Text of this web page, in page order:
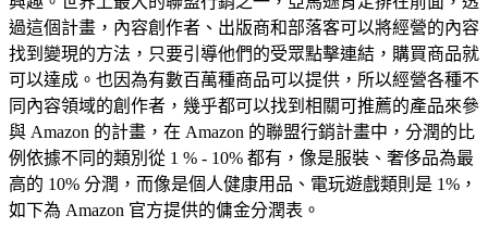
過這個計畫，內容創作者、出版商和部落客可以將經營的內容
找到變現的方法，只要引導他們的受眾點擊連結，購買商品就
可以達成。也因為有數百萬種商品可以提供，所以經營各種不
同內容領域的創作者，幾乎都可以找到相關可推薦的產品來參
與 Amazon 的計畫，在 Amazon 的聯盟行銷計畫中，分潤的比
例依據不同的類別從 1 % - 10% 都有，像是服裝、奢侈品為最
高的 10% 分潤，而像是個人健康用品、電玩遊戲類則是 1%，
如下為 Amazon 官方提供的傭金分潤表。